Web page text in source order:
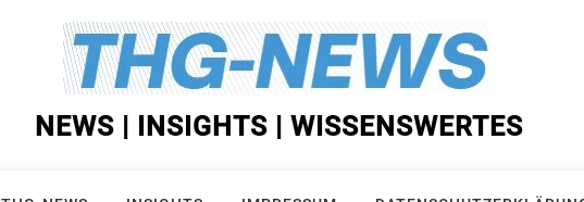
NEWS | INSIGHTS | WISSENSWERTES